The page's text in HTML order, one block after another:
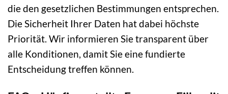
die den gesetzlichen Bestimmungen entsprechen.
Die Sicherheit Ihrer Daten hat dabei höchste
Priorität. Wir informieren Sie transparent über
alle Konditionen, damit Sie eine fundierte
Entscheidung treffen können.